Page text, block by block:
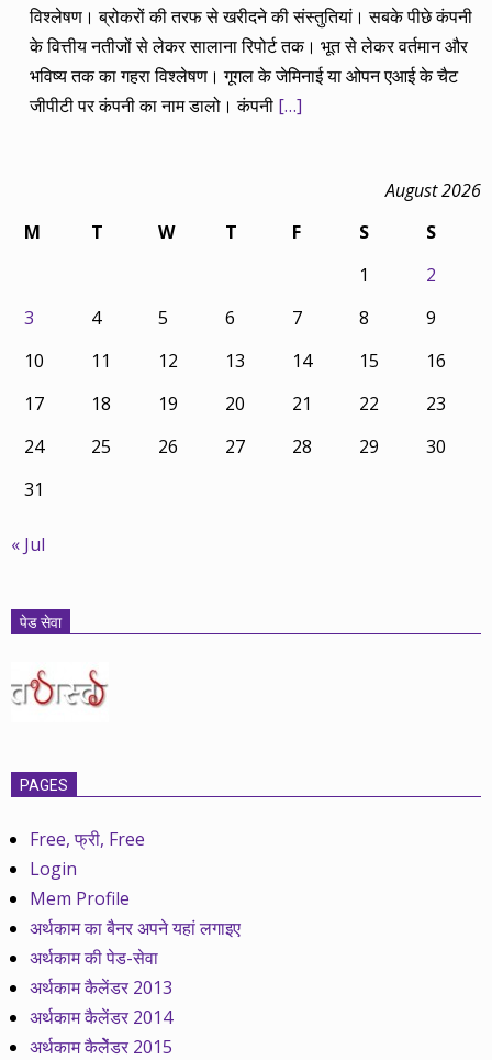
विश्लेषण। ब्रोकरों की तरफ से खरीदने की संस्तुतियां। सबके पीछे कंपनी
के वित्तीय नतीजों से लेकर सालाना रिपोर्ट तक। भूत से लेकर वर्तमान और
भविष्य तक का गहरा विश्लेषण। गूगल के जेमिनाई या ओपन एआई के चैट
जीपीटी पर कंपनी का नाम डालो। कंपनी […]
August 2026
M
T W T F S
S
1
2
3
4 5 6 7 8
9
10
11 12 13 14 15
16
17
18 19 20 21 22
23
24
25 26 27 28 29
30
31
« Jul
पेड सेवा
PAGES
Free, फ्री, Free
Login
Mem Profile
अर्थकाम का बैनर अपने यहां लगाइए
अर्थकाम की पेड-सेवा
अर्थकाम कैलेंडर 2013
अर्थकाम कैलेंडर 2014
अर्थकाम कैलेेंडर 2015